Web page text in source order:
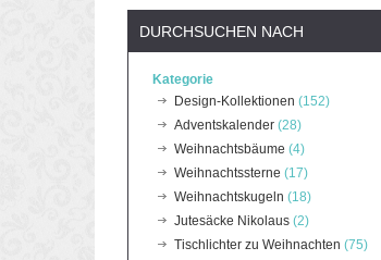
DURCHSUCHEN NACH
Kategorie
Design-Kollektionen (152)
Adventskalender (28)
Weihnachtsbäume (4)
Weihnachtssterne (17)
Weihnachtskugeln (18)
Jutesäcke Nikolaus (2)
Tischlichter zu Weihnachten (75)